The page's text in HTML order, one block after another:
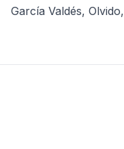
García Valdés, Olvido,